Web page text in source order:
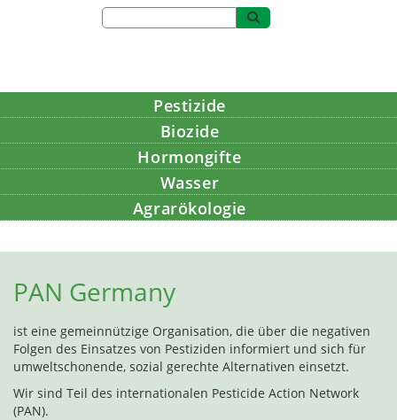
Pestizide
Biozide
Hormongifte
Wasser
Agrarökologie
PAN Germany
ist eine gemeinnützige Organisation, die über die negativen
Folgen des Einsatzes von Pestiziden informiert und sich für
umweltschonende, sozial gerechte Alternativen einsetzt.
Wir sind Teil des internationalen Pesticide Action Network
(PAN).